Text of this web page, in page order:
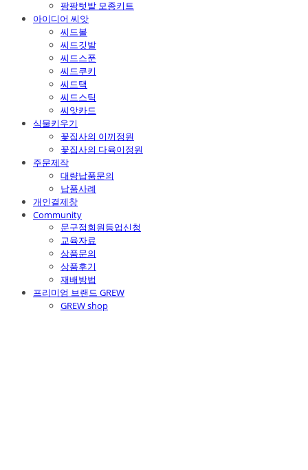
팡팡텃밭 모종키트
아이디어 씨앗
씨드볼
씨드깃발
씨드스푼
씨드쿠키
씨드택
씨드스틱
씨앗카드
식물키우기
꽃집사의 이끼정원
꽃집사의 다육이정원
주문제작
대량납품문의
납품사례
개인결제창
Community
문구점회원등업신청
교육자료
상품문의
상품후기
재배방법
프리미엄 브랜드 GREW
GREW shop